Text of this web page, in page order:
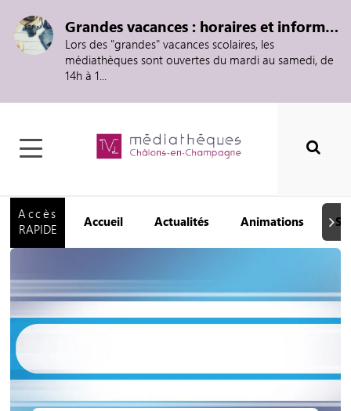
Grandes vacances : horaires et informations
Lors des "grandes" vacances scolaires, les
médiathèques sont ouvertes du mardi au samedi, de
14h à 1...
Accès
RAPIDE
Accueil Actualités Animations